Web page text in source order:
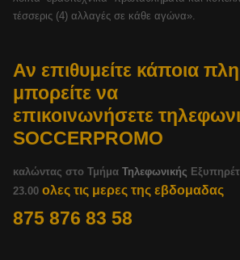
τέσσερις (4) αλλαγές σε κάθε αγώνα».
Αν επιθυμείτε κάποια
μπορείτε να
επικοινωνήσετε
SOCCERPROMO
καλώντας στο ΤμήμαΤηλεφωνικής
23.00ολες τις μερες της εβδομαδας
875 876 83 58